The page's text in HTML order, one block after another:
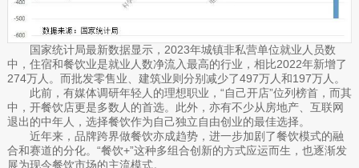
国家统计局最新数据显示，2023年城镇非私营单位就业人员数
中，住宿和餐饮业是就业人数净流入最高的行业，相比2022年新增了
274万人。而批发零售业、建筑业则分别减少了497万人和197万人。
此前，有媒体调研年轻人的理想职业，“自己开店”位列榜首，而其
中，开餐饮店更是多数人的首选。此外，亦有不少从房地产、互联网
退出的中年人，选择餐饮作为自己独立自由创业的最佳选择。
近年来，品牌跨界做餐饮亦成趋势，进一步加剧了餐饮模式的融
合和赛道的分化。“餐饮+”这种多组合创新的方式应运而生，也逐渐发
展为现今餐饮市场的主流模式。